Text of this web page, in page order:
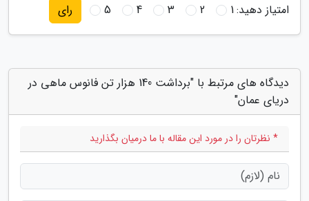
امتیاز دهید:1
2
3
4
5 رای
دیدگاه های مرتبط با "برداشت 140 هزار تن فانوس ماهی در
دریای عمان"
* نظرتان را در مورد این مقاله با ما درمیان بگذارید